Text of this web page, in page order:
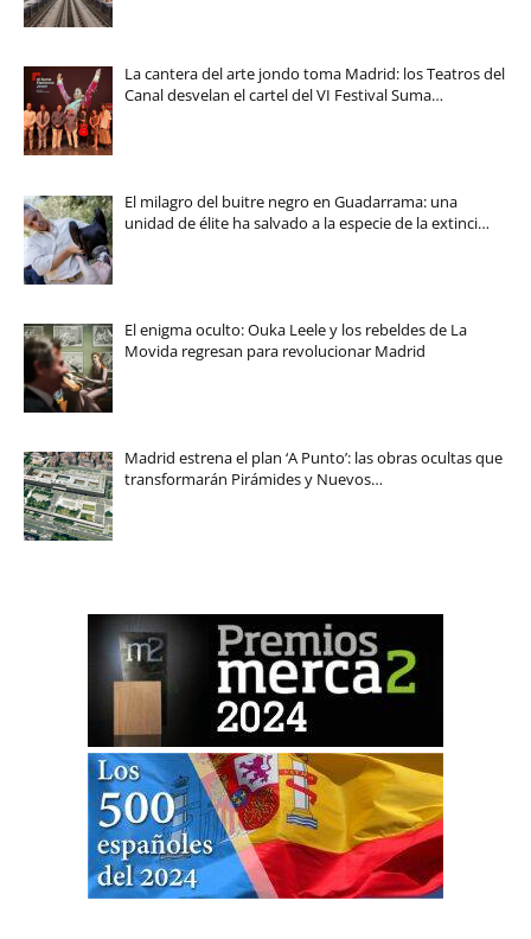
La cantera del arte jondo toma Madrid: los Teatros del
Canal desvelan el cartel del VI Festival Suma…
El milagro del buitre negro en Guadarrama: una
unidad de élite ha salvado a la especie de la extinci…
El enigma oculto: Ouka Leele y los rebeldes de La
Movida regresan para revolucionar Madrid
Madrid estrena el plan ‘A Punto’: las obras ocultas que
transformarán Pirámides y Nuevos…